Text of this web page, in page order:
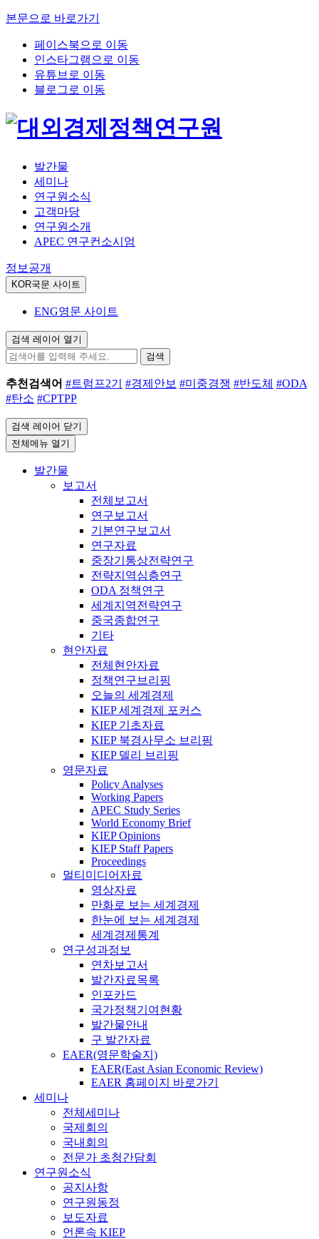
본문으로 바로가기
페이스북으로 이동
인스타그램으로 이동
유튜브로 이동
블로그로 이동
발간물
세미나
연구원소식
고객마당
연구원소개
APEC 연구컨소시엄
정보공개
KOR국문 사이트
ENG영문 사이트
검색 레이어 열기
검색
추천검색어 #트럼프2기 #경제안보 #미중경쟁 #반도체 #ODA
#탄소 #CPTPP
검색 레이어 닫기
전체메뉴 열기
발간물
보고서
전체보고서
연구보고서
기본연구보고서
연구자료
중장기통상전략연구
전략지역심층연구
ODA 정책연구
세계지역전략연구
중국종합연구
기타
현안자료
전체현안자료
정책연구브리핑
오늘의 세계경제
KIEP 세계경제 포커스
KIEP 기초자료
KIEP 북경사무소 브리핑
KIEP 델리 브리핑
영문자료
Policy Analyses
Working Papers
APEC Study Series
World Economy Brief
KIEP Opinions
KIEP Staff Papers
Proceedings
멀티미디어자료
영상자료
만화로 보는 세계경제
한눈에 보는 세계경제
세계경제통계
연구성과정보
연차보고서
발간자료목록
인포카드
국가정책기여현황
발간물안내
구 발간자료
EAER(영문학술지)
EAER(East Asian Economic Review)
EAER 홈페이지 바로가기
세미나
전체세미나
국제회의
국내회의
전문가 초청간담회
연구원소식
공지사항
연구원동정
보도자료
언론속 KIEP